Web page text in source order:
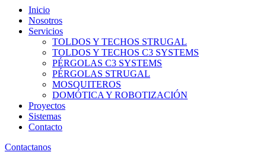
Inicio
Nosotros
Servicios
TOLDOS Y TECHOS STRUGAL
TOLDOS Y TECHOS C3 SYSTEMS
PÉRGOLAS C3 SYSTEMS
PÉRGOLAS STRUGAL
MOSQUITEROS
DOMÓTICA Y ROBOTIZACIÓN
Proyectos
Sistemas
Contacto
Contactanos